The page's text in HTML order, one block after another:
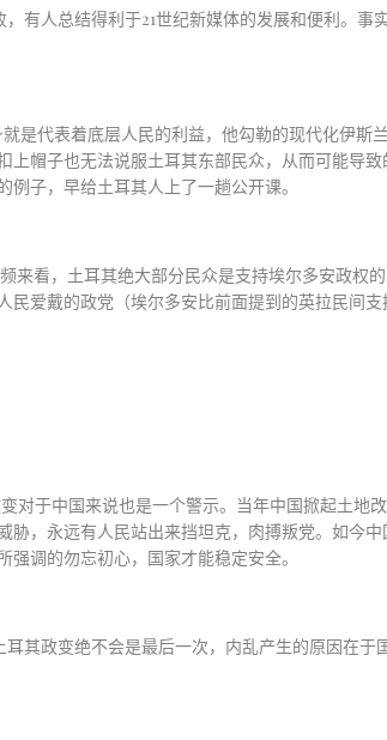
，有人总结得利于21世纪新媒体的发展和便利。事
是代表着底层人民的利益，他勾勒的现代化伊
上帽子也无法说服土耳其东部民众，从而可能导致
例子，早给土耳其人上了一趟公开课。
来看，土耳其绝大部分民众是支持埃尔多安政权
民爱戴的政党（埃尔多安比前面提到的英拉民间支
对于中国来说也是一个警示。当年中国掀起土地
胁，永远有人民站出来挡坦克，肉搏叛党。如今
强调的勿忘初心，国家才能稳定安全。
耳其政变绝不会是最后一次，内乱产生的原因在